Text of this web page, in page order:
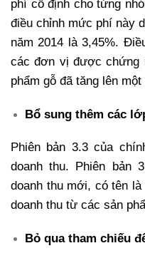
phí cố định cho từng
điều chỉnh mức phí này
năm 2014 là 3,45%.
các đơn vị được chứng
phẩm gỗ đã tăng lên
Bổ sung thêm các
Phiên bản 3.3 của
doanh thu. Phiên bản
doanh thu mới, có tên
doanh thu từ các sản
Bỏ qua tham chiếu